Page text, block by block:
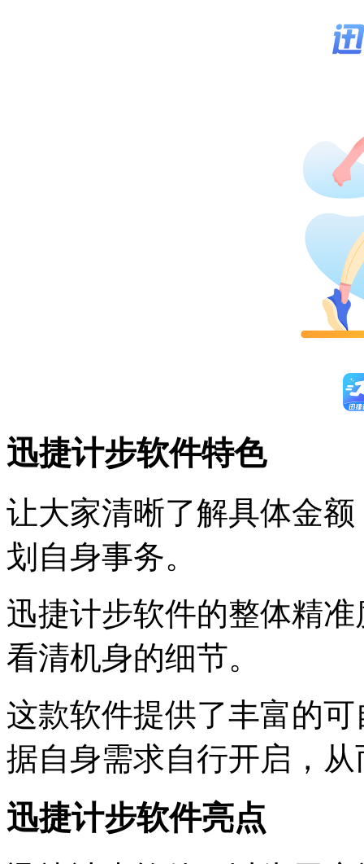
迅捷计步软件特色
让大家清晰了解具体金
划自身事务。
迅捷计步软件的整体精
看清机身的细节。
这款软件提供了丰富的
据自身需求自行开启，
迅捷计步软件亮点